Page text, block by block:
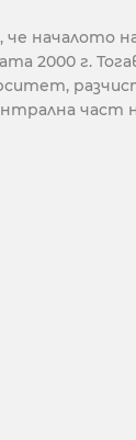
началото
2000 г.
част